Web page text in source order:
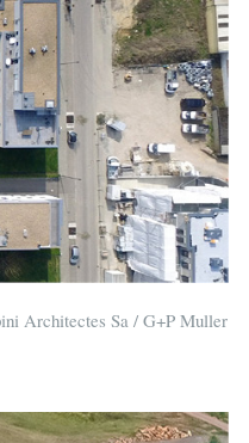
Architectes Sa / G+P Muller